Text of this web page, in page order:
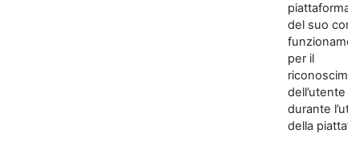
piattaforma
del suo
per il
dell’utente
durante
della